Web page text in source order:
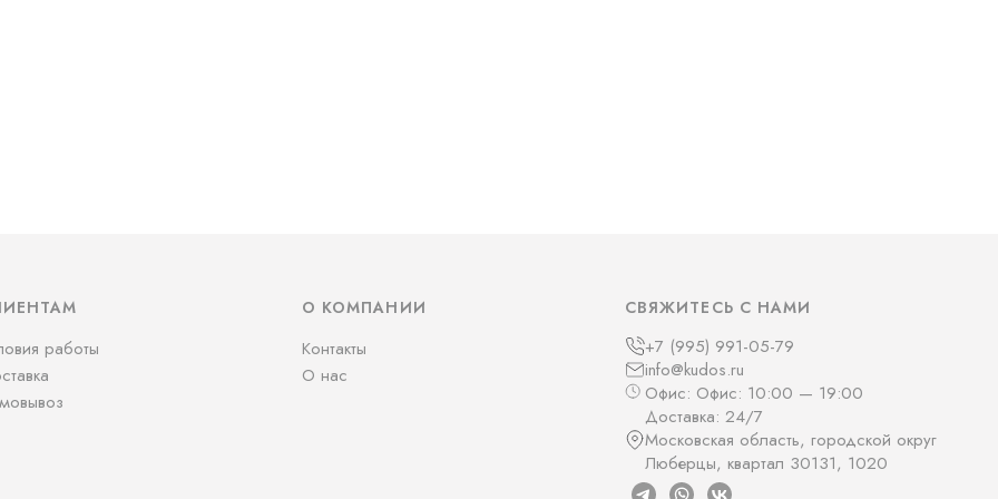
работы
О КОМПАНИИ
Контакты
О нас
СВЯЖИТЕСЬ С НАМИ
+7 (995) 991-05-79
info@kudos.ru
Офис: Офис: 10:00 — 19:00
Доставка: 24/7
Московская область, городской округ
Люберцы, квартал 30131, 1020